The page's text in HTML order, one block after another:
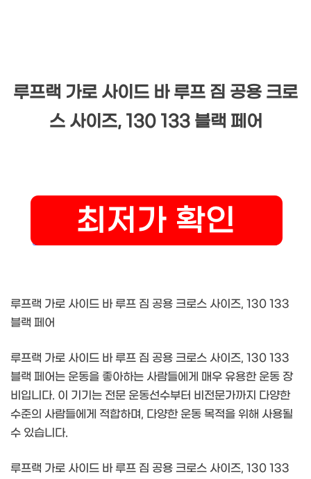
루프랙 가로 사이드 바 루프 짐 공용 크로
스 사이즈, 130 133 블랙 페어
루프랙 가로 사이드 바 루프 짐 공용 크로스 사이즈, 130 133
블랙 페어
루프랙 가로 사이드 바 루프 짐 공용 크로스 사이즈, 130 133
블랙 페어는 운동을 좋아하는 사람들에게 매우 유용한 운동 장
비입니다. 이 기기는 전문 운동선수부터 비전문가까지 다양한
수준의 사람들에게 적합하며, 다양한 운동 목적을 위해 사용될
수 있습니다.
루프랙 가로 사이드 바 루프 짐 공용 크로스 사이즈, 130 133